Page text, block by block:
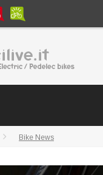
Bike News